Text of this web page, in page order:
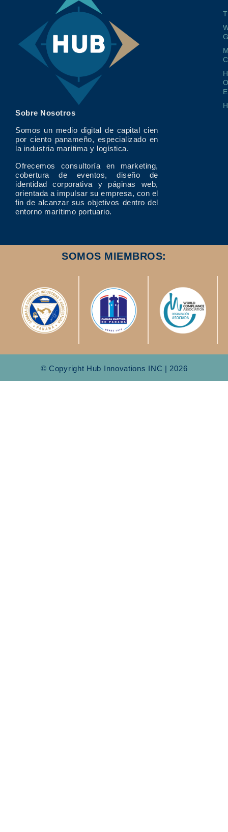
Sobre Nosotros
Somos un medio digital de capital cien
por ciento panameño, especializado en
la industria marítima y logística.
Ofrecemos consultoría en marketing,
cobertura de eventos, diseño de
identidad corporativa y páginas web,
orientada a impulsar su empresa, con el
fin de alcanzar sus objetivos dentro del
entorno marítimo portuario.
SOMOS MIEMBROS:
© Copyright Hub Innovations INC | 2026